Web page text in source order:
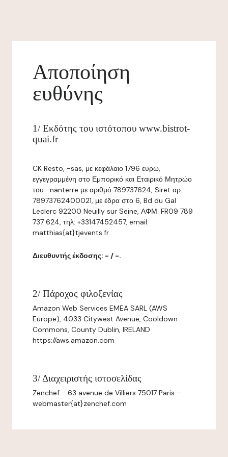
Αποποίηση
ευθύνης
1/ Εκδότης του ιστότοπου www.bistrot-
quai.fr
CK Resto, -sas, με κεφάλαιο 1796 ευρώ,
εγγεγραμμένη στο Εμπορικό και Εταιρικό Μητρώο
του -nanterre με αριθμό 789737624, Siret αρ.
78973762400021, με έδρα στο 6, Bd du Gal
Leclerc 92200 Neuilly sur Seine, ΑΦΜ: FR09 789
737 624, τηλ: +33147452457, email:
matthias{at}tjevents.fr
Διευθυντής έκδοσης: - / -.
2/ Πάροχος φιλοξενίας
Amazon Web Services EMEA SARL (AWS
Europe), 4033 Citywest Avenue, Cooldown
Commons, County Dublin, IRELAND
https://aws.amazon.com
3/ Διαχειριστής ιστοσελίδας
Zenchef - 63 avenue de Villiers 75017 Paris –
webmaster{at}zenchef.com